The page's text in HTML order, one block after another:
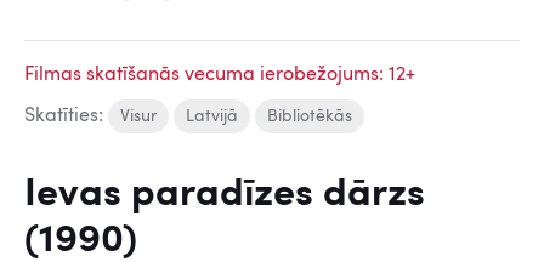
Filmas skatīšanās vecuma ierobežojums: 12+
Skatīties: Visur Latvijā Bibliotēkās
Ievas paradīzes dārzs
(1990)